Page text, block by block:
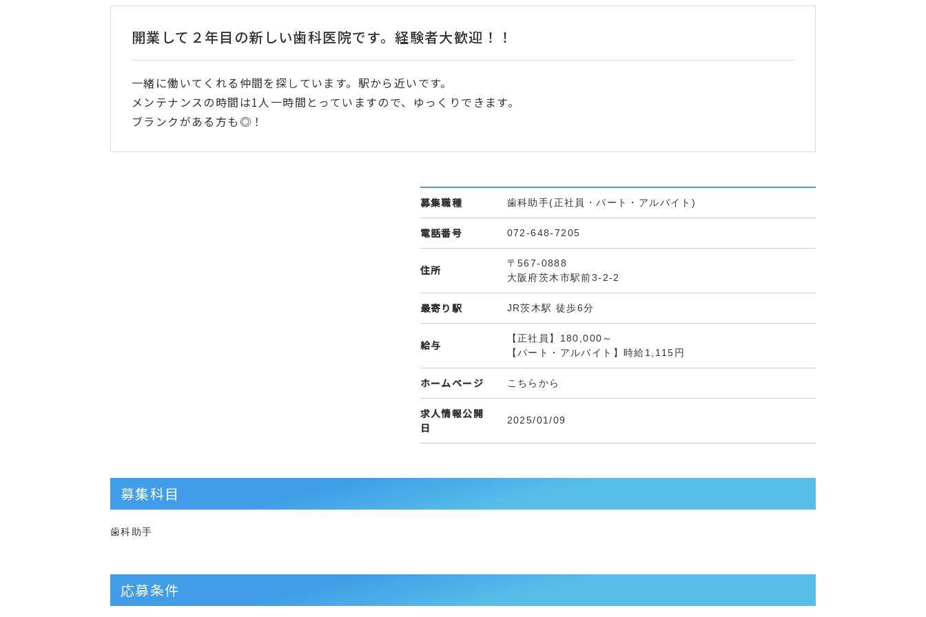
開業して２年目の新しい歯科医院です。経験者大歓迎！！
一緒に働いてくれる仲間を探しています。駅から近いです。
メンテナンスの時間は1人一時間とっていますので、ゆっくりできます。
ブランクがある方も◎！
募集職種 歯科助手(正社員・パート・アルバイト)
電話番号 072-648-7205
住所
〒567-0888
大阪府茨木市駅前3-2-2
最寄り駅 JR茨木駅 徒歩6分
給与
【正社員】180,000～
【パート・アルバイト】時給1,115円
ホームページ こちらから
求人情報公開
日
2025/01/09
募集科目
歯科助手
応募条件